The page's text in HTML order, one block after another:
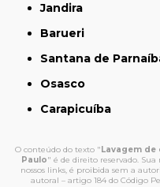
Jandira
Barueri
Santana de
Osasco
Carapicuíba
O conteúdo do texto " Lavagem de
Paulo" é de direito reservado.
nossos links, é proibida sem a
autoral – artigo 184 do Código